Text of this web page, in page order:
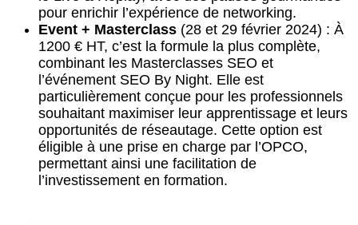
pour enrichir l’expérience de networking.
Event + Masterclass (28 et 29 février 2024) : À
1200 € HT, c’est la formule la plus complète,
combinant les Masterclasses SEO et
l’événement SEO By Night. Elle est
particulièrement conçue pour les professionnels
souhaitant maximiser leur apprentissage et leurs
opportunités de réseautage. Cette option est
éligible à une prise en charge par l’OPCO,
permettant ainsi une facilitation de
l’investissement en formation.